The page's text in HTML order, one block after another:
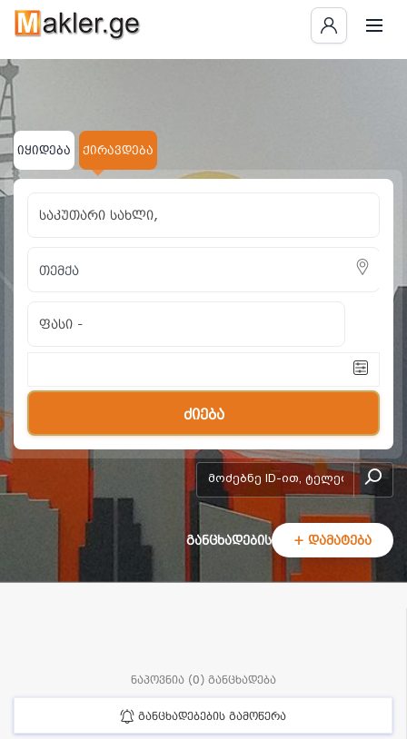
იყიდება ქირავდება
საკუთარი სახლი,
ფასი -
ძიება
add-form
განცხადების + დამატება
ნაპოვნია (0) განცხადება
განცხადებების გამოწერა